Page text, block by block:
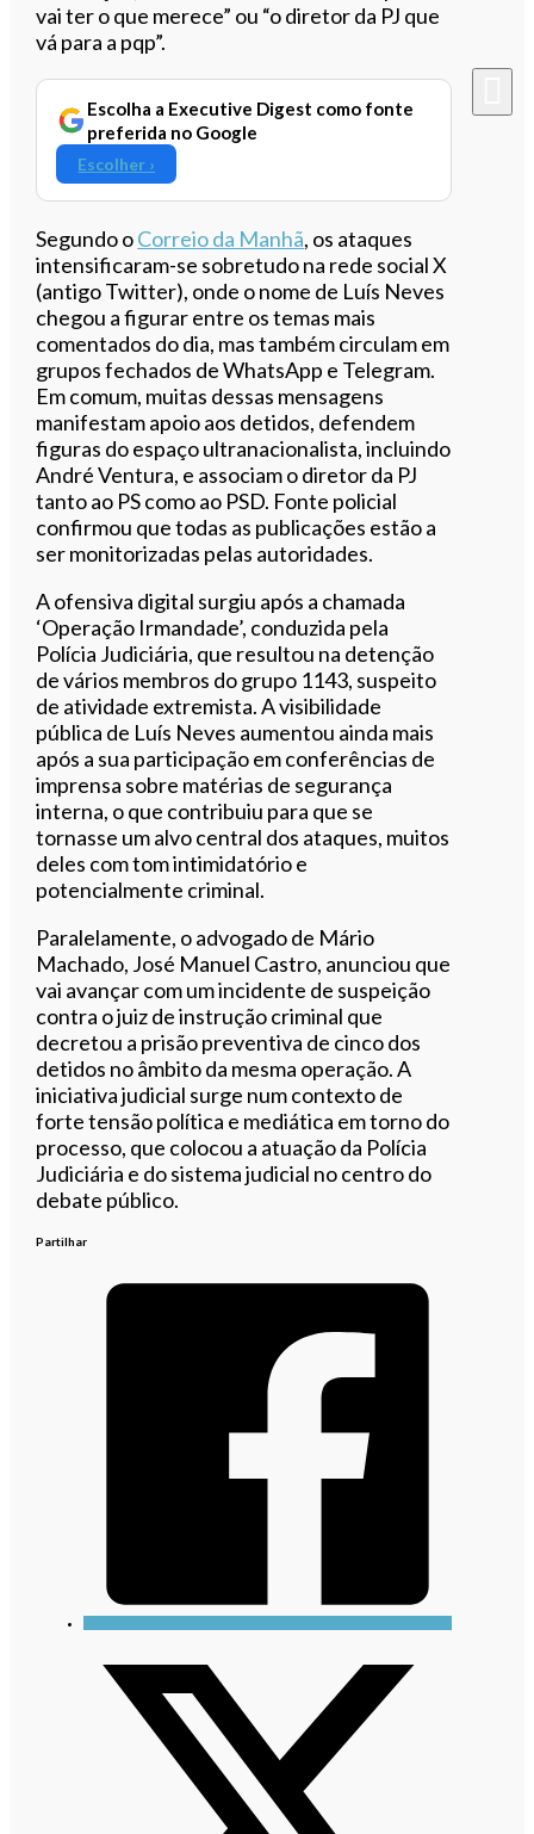
vai ter o que merece” ou “o diretor da PJ que
vá para a pqp”.
Escolha a Executive Digest como fonte
preferida no Google
Escolher ›
Segundo oCorreio da Manhã, os ataques
intensificaram-se sobretudo na rede social X
(antigo Twitter), onde o nome de Luís Neves
chegou a figurar entre os temas mais
comentados do dia, mas também circulam em
grupos fechados de WhatsApp e Telegram.
Em comum, muitas dessas mensagens
manifestam apoio aos detidos, defendem
figuras do espaço ultranacionalista, incluindo
André Ventura, e associam o diretor da PJ
tanto ao PS como ao PSD. Fonte policial
confirmou que todas as publicações estão a
ser monitorizadas pelas autoridades.
A ofensiva digital surgiu após a chamada
‘Operação Irmandade’, conduzida pela
Polícia Judiciária, que resultou na detenção
de vários membros do grupo 1143, suspeito
de atividade extremista. A visibilidade
pública de Luís Neves aumentou ainda mais
após a sua participação em conferências de
imprensa sobre matérias de segurança
interna, o que contribuiu para que se
tornasse um alvo central dos ataques, muitos
deles com tom intimidatório e
potencialmente criminal.
Paralelamente, o advogado de Mário
Machado, José Manuel Castro, anunciou que
vai avançar com um incidente de suspeição
contra o juiz de instrução criminal que
decretou a prisão preventiva de cinco dos
detidos no âmbito da mesma operação. A
iniciativa judicial surge num contexto de
forte tensão política e mediática em torno do
processo, que colocou a atuação da Polícia
Judiciária e do sistema judicial no centro do
debate público.
Partilhar